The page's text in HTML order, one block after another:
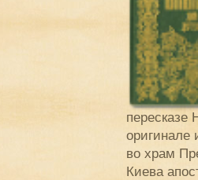
пересказе
во храм
Киева